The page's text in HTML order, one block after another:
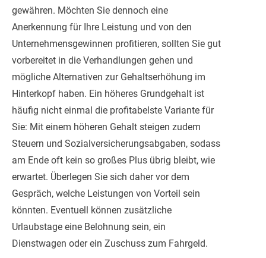
gewähren. Möchten Sie dennoch eine
Anerkennung für Ihre Leistung und von den
Unternehmensgewinnen profitieren, sollten Sie gut
vorbereitet in die Verhandlungen gehen und
mögliche Alternativen zur Gehaltserhöhung im
Hinterkopf haben. Ein höheres Grundgehalt ist
häufig nicht einmal die profitabelste Variante für
Sie: Mit einem höheren Gehalt steigen zudem
Steuern und Sozialversicherungsabgaben, sodass
am Ende oft kein so großes Plus übrig bleibt, wie
erwartet. Überlegen Sie sich daher vor dem
Gespräch, welche Leistungen von Vorteil sein
könnten. Eventuell können zusätzliche
Urlaubstage eine Belohnung sein, ein
Dienstwagen oder ein Zuschuss zum Fahrgeld.